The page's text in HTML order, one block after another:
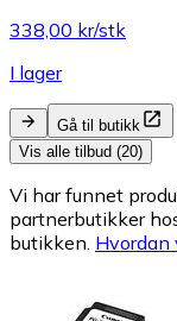
338,00 kr/stk
I lager
Gå til butikk
Vis alle tilbud (20)
Vi har funnet
partnerbutikker
butikken. Hvordan